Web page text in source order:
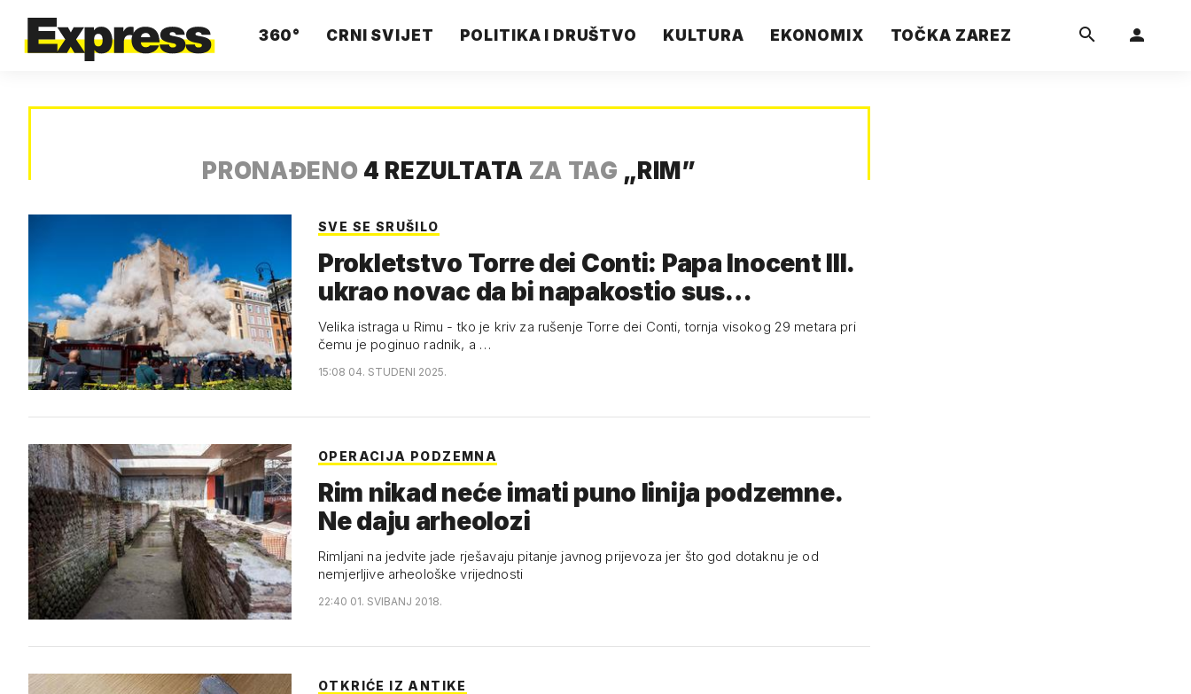
360° CRNI SVIJET POLITIKA I DRUŠTVO KULTURA EKONOMIX TOČKA ZAREZ
PRONAĐENO 4 REZULTATA ZA TAG „RIM”
SVE SE SRUŠILO
Prokletstvo Torre dei Conti: Papa Inocent III.
ukrao novac da bi napakostio sus…
Velika istraga u Rimu - tko je kriv za rušenje Torre dei Conti, tornja visokog 29 metara pri
čemu je poginuo radnik, a …
15:08 04. STUDENI 2025.
OPERACIJA PODZEMNA
Rim nikad neće imati puno linija podzemne.
Ne daju arheolozi
Rimljani na jedvite jade rješavaju pitanje javnog prijevoza jer što god dotaknu je od
nemjerljive arheološke vrijednosti
22:40 01. SVIBANJ 2018.
OTKRIĆE IZ ANTIKE